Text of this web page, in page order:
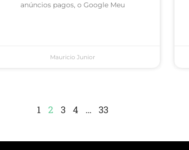
anúncios pagos, o Google Meu
Mauricio Junior
1 2 3 4 … 33